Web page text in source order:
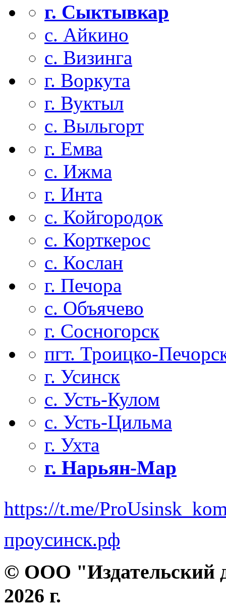
г. Сыктывкар
с. Айкино
с. Визинга
г. Воркута
г. Вуктыл
с. Выльгорт
г. Емва
с. Ижма
г. Инта
с. Койгородок
с. Корткерос
с. Кослан
г. Печора
с. Объячево
г. Сосногорск
пгт. Троицко-
г. Усинск
с. Усть-Кулом
с. Усть-Цильма
г. Ухта
г. Нарьян-Мар
https://t.me/
проусинск.рф
© ООО "Издательский
2026 г.